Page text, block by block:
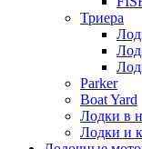
Триера
Parker
Boat Yard
Лодки в
Лодки и